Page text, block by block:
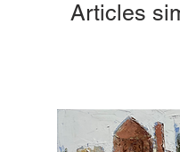
Articles